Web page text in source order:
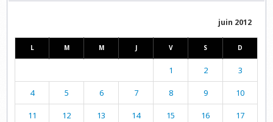
juin 2012
L M M J V S D
1 2 3
4 5 6 7 8 9 10
11 12 13 14 15 16 17